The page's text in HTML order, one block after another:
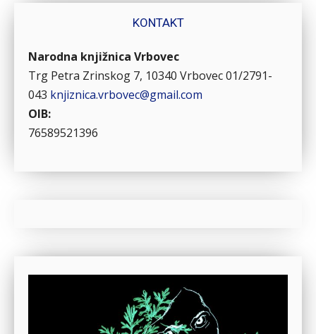
KONTAKT
Narodna knjižnica Vrbovec
Trg Petra Zrinskog 7, 10340 Vrbovec01/2791-
043 knjiznica.vrbovec@gmail.com
OIB:
76589521396